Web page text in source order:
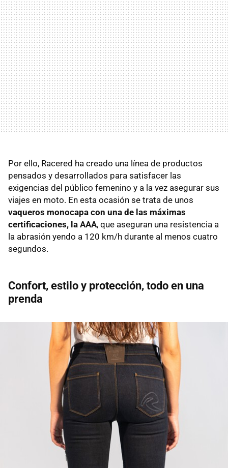
Por ello, Racered ha creado una línea de productos
pensados y desarrollados para satisfacer las
exigencias del público femenino y a la vez asegurar sus
viajes en moto. En esta ocasión se trata de unos
vaqueros monocapa con una de las máximas
certificaciones, la AAA, que aseguran una resistencia a
la abrasión yendo a 120 km/h durante al menos cuatro
segundos.
Confort, estilo y protección, todo en una
prenda